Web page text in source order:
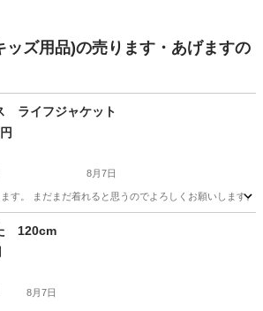
ッズ用品)の売ります・あげますの
ライフジャケット
8月7日
す。 まだまだ着れると思うのでよろしくお願いします。
120cm
8月7日